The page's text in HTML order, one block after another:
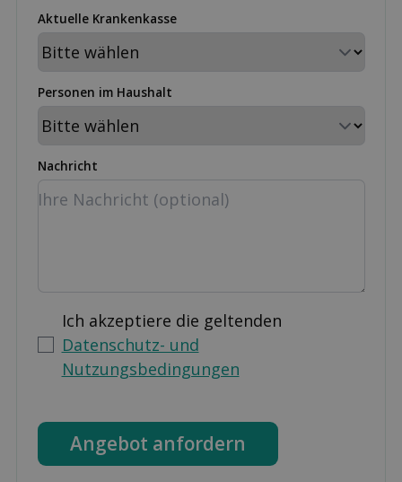
Aktuelle Krankenkasse
Personen im Haushalt
Nachricht
Ich akzeptiere die geltenden
Datenschutz- und
Nutzungsbedingungen
Angebot anfordern